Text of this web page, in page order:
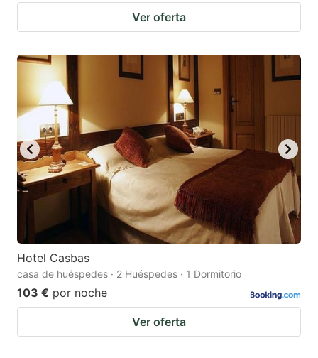
Ver oferta
Hotel Casbas
casa de huéspedes · 2 Huéspedes · 1 Dormitorio
103 € por noche
Ver oferta